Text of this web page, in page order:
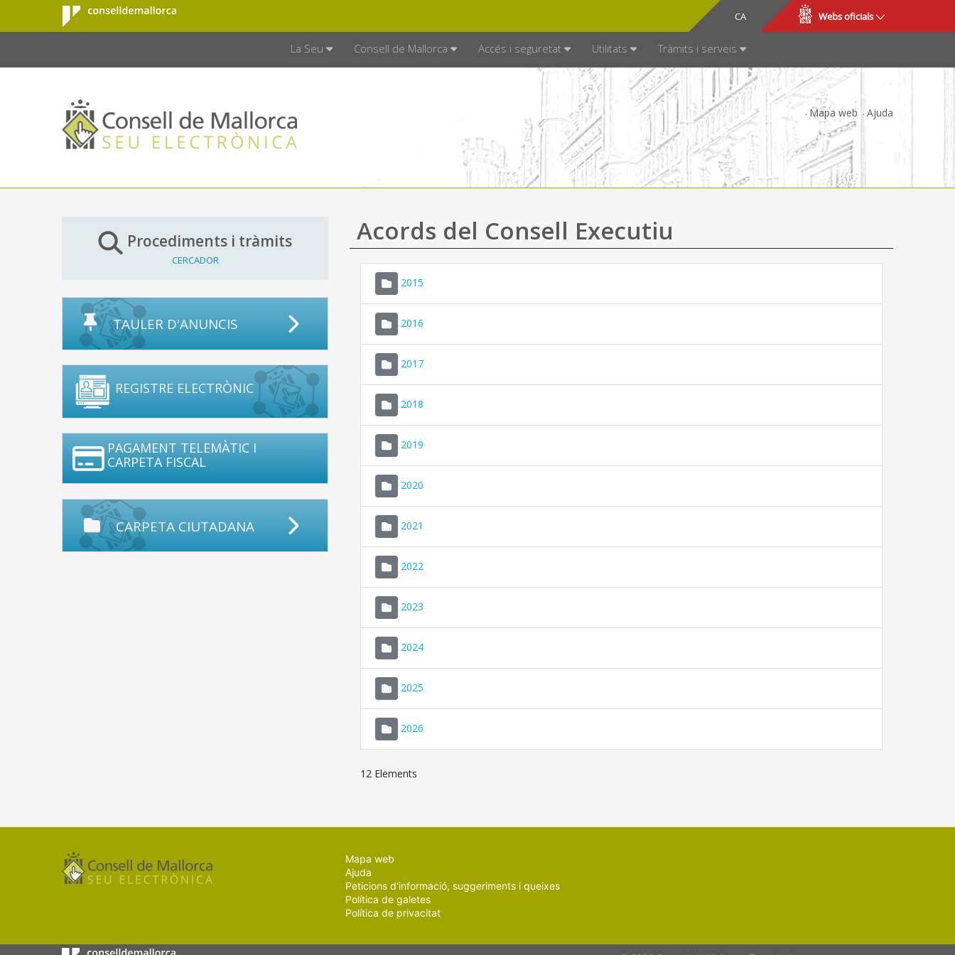
Salta al contingut principal
Consell de
Mallorca
CA
ES Webs oficials
La Seu Consell de Mallorca Accés i seguretat Utilitats Tràmits i serveis
Mapa web Ajuda
Procediments i tràmits
CERCADOR
TAULER D'ANUNCIS
REGISTRE ELECTRÒNIC
PAGAMENT TELEMÀTIC I
CARPETA FISCAL
CARPETA CIUTADANA
Acords del Consell Executiu
2015
2016
2017
2018
2019
2020
2021
2022
2023
2024
2025
2026
12 Elements
Mapa web
Ajuda
Peticions d'informació, suggeriments i queixes
Política de galetes
Política de privacitat